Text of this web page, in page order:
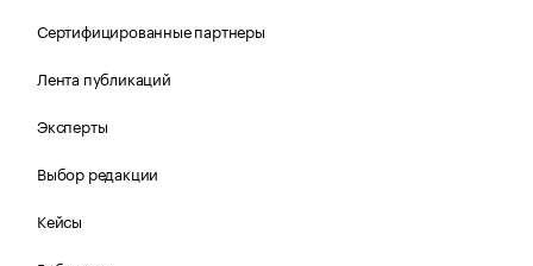
Сертифицированные партнеры
Лента публикаций
Эксперты
Выбор редакции
Кейсы